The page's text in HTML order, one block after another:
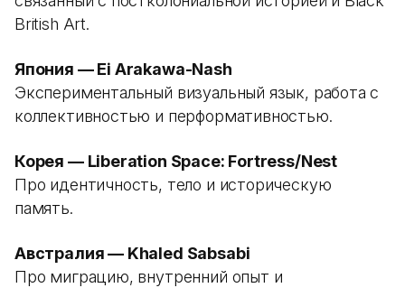
British Art.
Япония — Ei Arakawa-Nash
Экспериментальный визуальный язык, работа с
коллективностью и перформативностью.
Корея — Liberation Space: Fortress/Nest
Про идентичность, тело и историческую
память.
Австралия — Khaled Sabsabi
Про миграцию, внутренний опыт и